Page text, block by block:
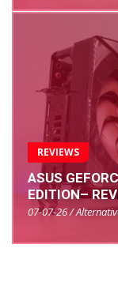
REVIEWS
ASUS
EDITION–
07-07-26 /